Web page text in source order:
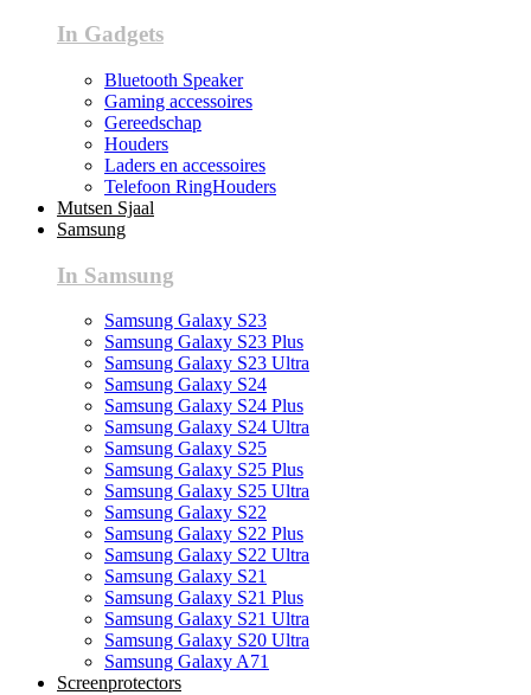
In Gadgets
Bluetooth Speaker
Gaming accessoires
Gereedschap
Houders
Laders en accessoires
Telefoon RingHouders
Mutsen Sjaal
Samsung
In Samsung
Samsung Galaxy S23
Samsung Galaxy S23 Plus
Samsung Galaxy S23 Ultra
Samsung Galaxy S24
Samsung Galaxy S24 Plus
Samsung Galaxy S24 Ultra
Samsung Galaxy S25
Samsung Galaxy S25 Plus
Samsung Galaxy S25 Ultra
Samsung Galaxy S22
Samsung Galaxy S22 Plus
Samsung Galaxy S22 Ultra
Samsung Galaxy S21
Samsung Galaxy S21 Plus
Samsung Galaxy S21 Ultra
Samsung Galaxy S20 Ultra
Samsung Galaxy A71
Screenprotectors